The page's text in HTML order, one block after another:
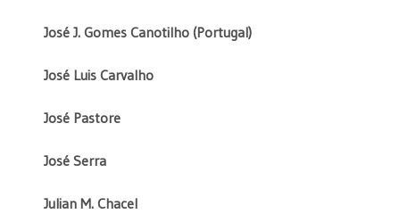
José J. Gomes Canotilho (Portugal)
José Luis Carvalho
José Pastore
José Serra
Julian M. Chacel